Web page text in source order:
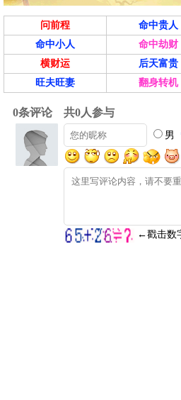
问前程 命中贵人
命中小人
命中劫财
横财运
后天富贵
旺夫旺妻
翻身转机